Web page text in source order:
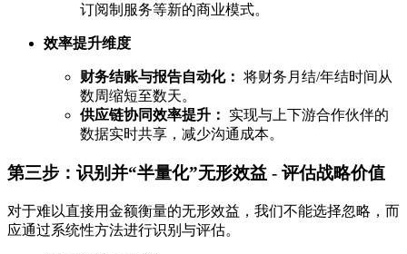
订阅制服务等新的商业模式。
效率提升维度
财务结账与报告自动化： 将财务月结/年结时间从
数周缩短至数天。
供应链协同效率提升：
实现与上下游合作伙伴的
数据实时共享，减少沟通成本。
第三步：识别并“半量化”无形效益 - 评估战略价值
对于难以直接用金额衡量的无形效益，我们不能选择忽略，而
应通过系统性方法进行识别与评估。